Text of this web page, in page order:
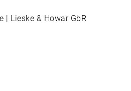
| Lieske & Howar GbR